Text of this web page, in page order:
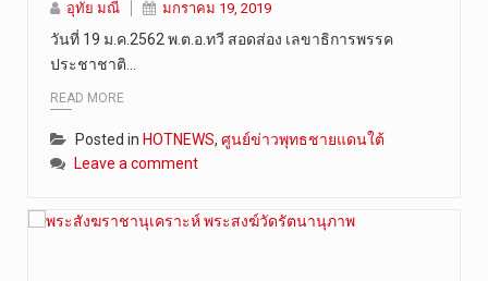
อุทัย มณี มกราคม 19, 2019
วันที่ 19 ม.ค.2562 พ.ต.อ.ทวี สอดส่อง เลขาธิการพรรค
ประชาชาติ…
READ MORE
Posted in HOTNEWS, ศูนย์ข่าวพุทธชายแดนใต้
Leave a comment